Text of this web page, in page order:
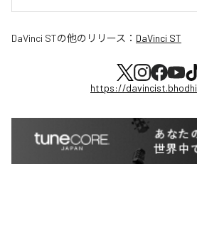
DaVinci STの他のリリース： DaVinci ST
https://